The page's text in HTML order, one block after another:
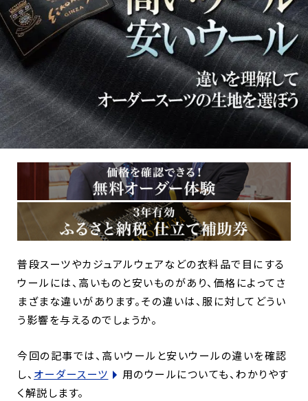
普段スーツやカジュアルウェアなどの衣料品で目にする
ウールには、高いものと安いものがあり、価格によってさ
まざまな違いがあります。その違いは、服に対してどうい
う影響を与えるのでしょうか。
今回の記事では、高いウールと安いウールの違いを確認
し、 オーダースーツ
用のウールについても、わかりやす
く解説します。